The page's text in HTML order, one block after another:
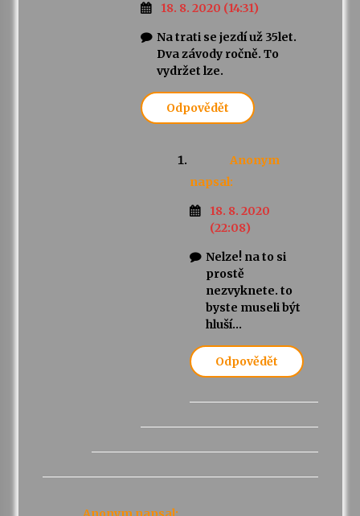
18. 8. 2020 (14:31)
Na trati se jezdí už 35let.
Dva závody ročně. To
vydržet lze.
Odpovědět
Anonym
napsal:
18. 8. 2020
(22:08)
Nelze! na to si
prostě
nezvyknete. to
byste museli být
hluší…
Odpovědět